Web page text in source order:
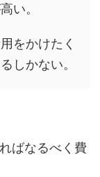
い。
をかけたく
しかない。
ばなるべく費